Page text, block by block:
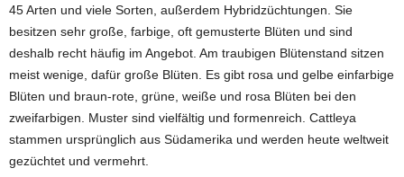
45 Arten und viele Sorten, außerdem Hybridzüchtungen. Sie
besitzen sehr große, farbige, oft gemusterte Blüten und sind
deshalb recht häufig im Angebot. Am traubigen Blütenstand sitzen
meist wenige, dafür große Blüten. Es gibt rosa und gelbe einfarbige
Blüten und braun-rote, grüne, weiße und rosa Blüten bei den
zweifarbigen. Muster sind vielfältig und formenreich. Cattleya
stammen ursprünglich aus Südamerika und werden heute weltweit
gezüchtet und vermehrt.